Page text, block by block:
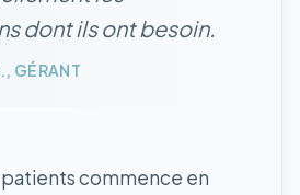
dont ils ont besoin.
GÉRANT
commence en